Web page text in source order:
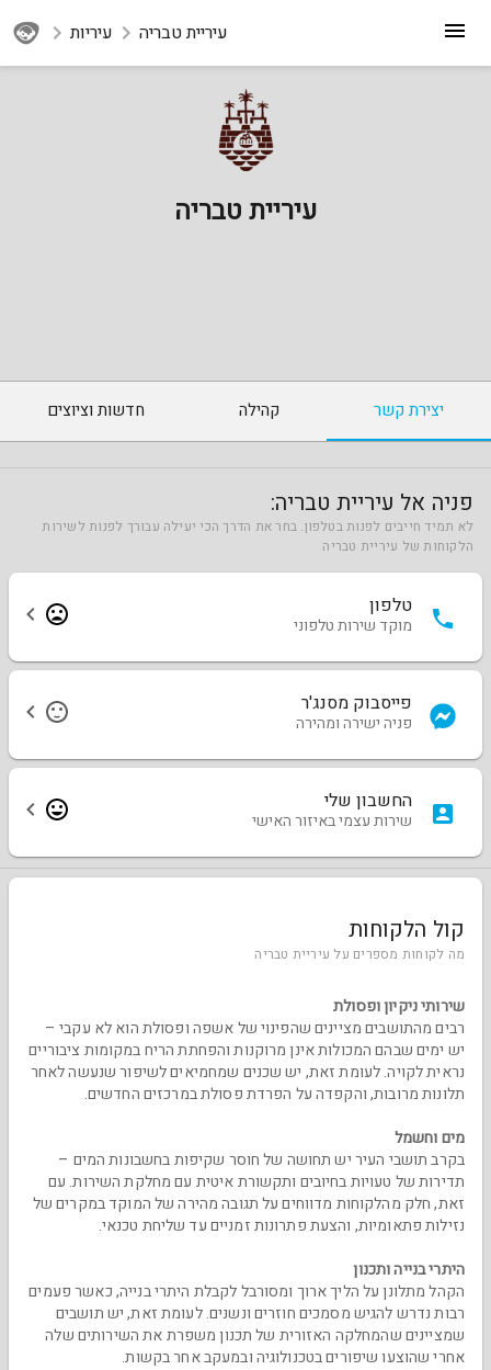
עיריות עיריית טבריה
עיריית טבריה
יצירת קשר קהילה חדשות וציוצים
פניה אל עיריית טבריה:
לא תמיד חייבים לפנות בטלפון. בחר את הדרך הכי יעילה עבורך לפנות לשירות
הלקוחות של עיריית טבריה
טלפון
מוקד שירות טלפוני
פייסבוק מסנג'ר
פניה ישירה ומהירה
החשבון שלי
שירות עצמי באיזור האישי
קול הלקוחות
מה לקוחות מספרים על עיריית טבריה
שירותי ניקיון ופסולת
רבים מהתושבים מציינים שהפינוי של אשפה ופסולת הוא לא עקבי –
יש ימים שבהם המכולות אינן מרוקנות והפחתת הריח במקומות ציבוריים
נראית לקויה. לעומת זאת, יש שכנים שמחמיאים לשיפור שנעשה לאחר
תלונות מרובות, והקפדה על הפרדת פסולת במרכזים החדשים.
מים וחשמל
בקרב תושבי העיר יש תחושה של חוסר שקיפות בחשבונות המים –
תדירות של טעויות בחיובים ותקשורת איטית עם מחלקת השירות. עם
זאת, חלק מהלקוחות מדווחים על תגובה מהירה של המוקד במקרים של
נזילות פתאומיות, והצעת פתרונות זמניים עד שליחת טכנאי.
היתרי בנייה ותכנון
הקהל מתלונן על הליך ארוך ומסורבל לקבלת היתרי בנייה, כאשר פעמים
רבות נדרש להגיש מסמכים חוזרים ונשנים. לעומת זאת, יש תושבים
שמציינים שהמחלקה האזורית של תכנון משפרת את השירותים שלה
אחרי שהוצעו שיפורים בטכנולוגיה ובמעקב אחר בקשות.